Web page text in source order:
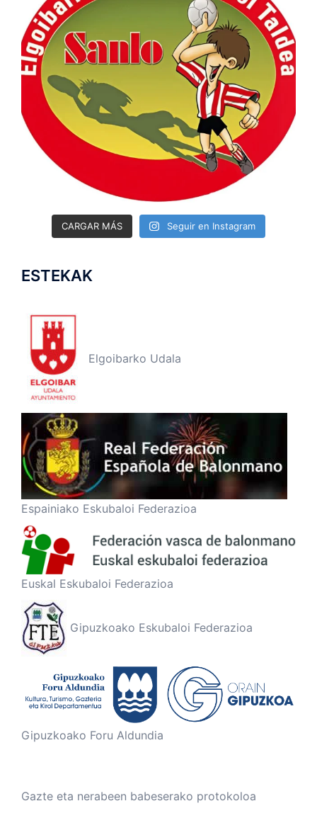
CARGAR MÁS Seguir en Instagram
ESTEKAK
Elgoibarko Udala
Espainiako Eskubaloi Federazioa
Euskal Eskubaloi Federazioa
Gipuzkoako Eskubaloi Federazioa
Gipuzkoako Foru Aldundia
Gazte eta nerabeen babeserako protokoloa